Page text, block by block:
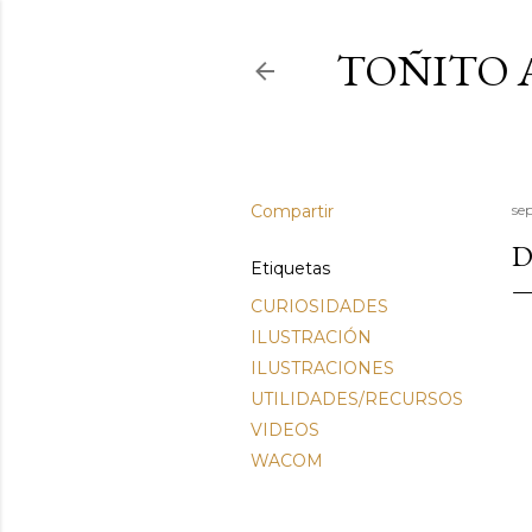
TOÑITO
Compartir
Etiquetas
CURIOSIDADES
ILUSTRACIÓN
ILUSTRACIONES
UTILIDADES/RECURSOS
VIDEOS
WACOM